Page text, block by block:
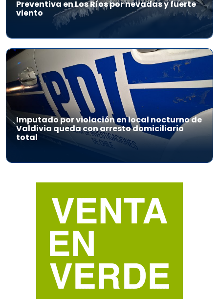
Preventiva en Los Ríos por nevadas y fuerte
viento
Imputado por violación en local nocturno de
Valdivia queda con arresto domiciliario
total